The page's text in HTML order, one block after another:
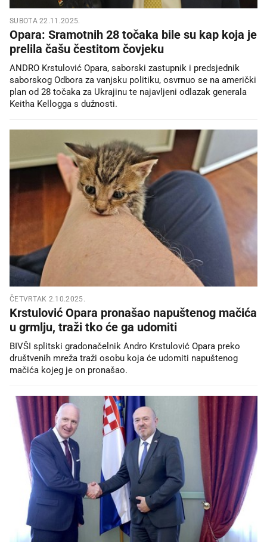
SUBOTA 22.11.2025.
Opara: Sramotnih 28 točaka bile su kap koja je
prelila čašu čestitom čovjeku
ANDRO Krstulović Opara, saborski zastupnik i predsjednik
saborskog Odbora za vanjsku politiku, osvrnuo se na američki
plan od 28 točaka za Ukrajinu te najavljeni odlazak generala
Keitha Kellogga s dužnosti.
ČETVRTAK 2.10.2025.
Krstulović Opara pronašao napuštenog mačića
u grmlju, traži tko će ga udomiti
BIVŠI splitski gradonačelnik Andro Krstulović Opara preko
društvenih mreža traži osobu koja će udomiti napuštenog
mačića kojeg je on pronašao.